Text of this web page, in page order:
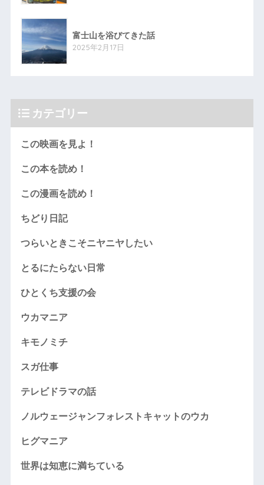
富士山を浴びてきた話
2025年2月17日
カテゴリー
この映画を見よ！
この本を読め！
この漫画を読め！
ちどり日記
つらいときこそニヤニヤしたい
とるにたらない日常
ひとくち支援の会
ウカマニア
キモノミチ
スガ仕事
テレビドラマの話
ノルウェージャンフォレストキャットのウカ
ヒグマニア
世界は知恵に満ちている